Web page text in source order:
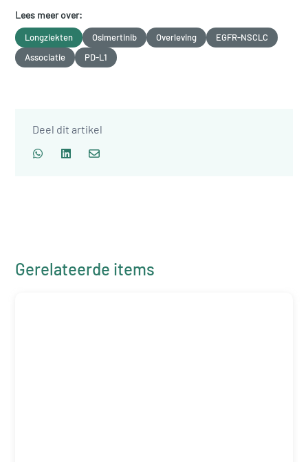
Lees meer over:
Longziekten Osimertinib Overleving
EGFR-NSCLC
Associatie
PD-L1
Deel dit artikel
Gerelateerde items